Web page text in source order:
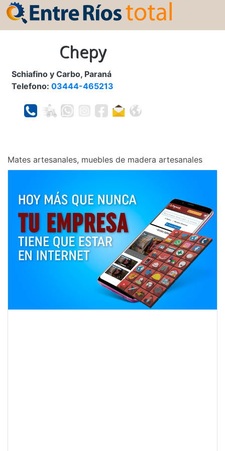
Chepy
Schiafino y Carbo, Paraná
Telefono: 03444-465213
Mates artesanales, muebles de madera artesanales